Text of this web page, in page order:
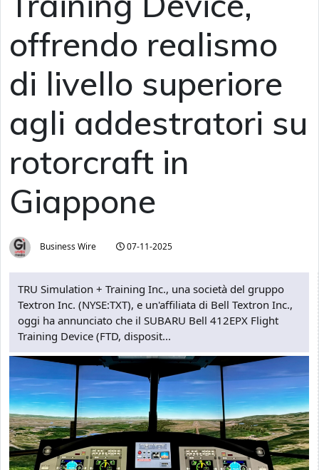
offrendo realismo
di livello superiore
agli addestratori su
rotorcraft in
Giappone
Business Wire 07-11-2025
TRU Simulation + Training Inc., una società del gruppo
Textron Inc. (NYSE:TXT), e un'affiliata di Bell Textron Inc.,
oggi ha annunciato che il SUBARU Bell 412EPX Flight
Training Device (FTD, disposit...